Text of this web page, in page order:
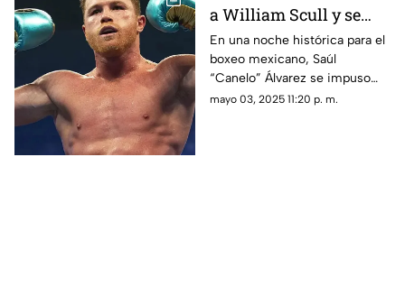
a William Scull y se
corona campeón
indiscutido del peso
supermediano
En una noche histórica para el
boxeo mexicano, Saúl
“Canelo” Álvarez se impuso
por decisión unánime al
mayo 03, 2025 11:20 p. m.